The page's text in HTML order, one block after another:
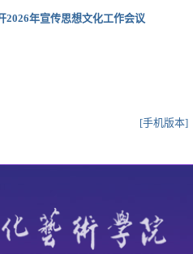
2026年宣传思想文化工作会议
[手机版本]